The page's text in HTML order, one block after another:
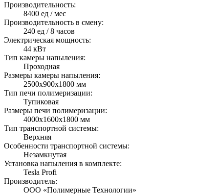
Производительность:
8400 ед / мес
Производительность в смену:
240 ед / 8 часов
Электрическая мощность:
44 кВт
Тип камеры напыления:
Проходная
Размеры камеры напыления:
2500х900х1800 мм
Тип печи полимеризации:
Тупиковая
Размеры печи полимеризации:
4000х1600х1800 мм
Тип транспортной системы:
Верхняя
Особенности транспортной системы:
Незамкнутая
Установка напыления в комплекте:
Tesla Profi
Производитель:
ООО «Полимерные Технологии»